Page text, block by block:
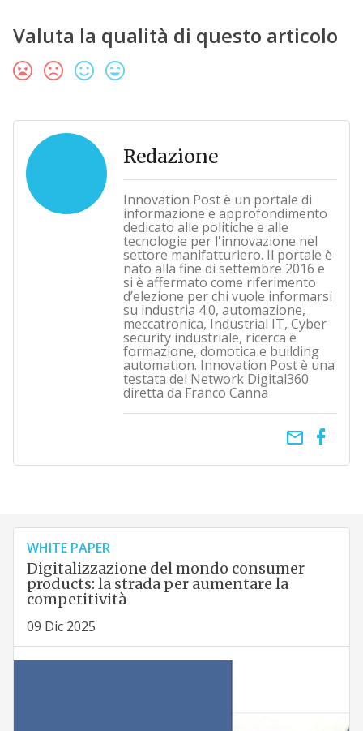
Valuta la qualità di questo articolo
Redazione
Innovation Post è un portale di
informazione e approfondimento
dedicato alle politiche e alle
tecnologie per l'innovazione nel
settore manifatturiero. Il portale è
nato alla fine di settembre 2016 e
si è affermato come riferimento
d’elezione per chi vuole informarsi
su industria 4.0, automazione,
meccatronica, Industrial IT, Cyber
security industriale, ricerca e
formazione, domotica e building
automation. Innovation Post è una
testata del Network Digital360
diretta da Franco Canna
email
WHITE PAPER
Digitalizzazione del mondo consumer
products: la strada per aumentare la
competitività
09 Dic 2025